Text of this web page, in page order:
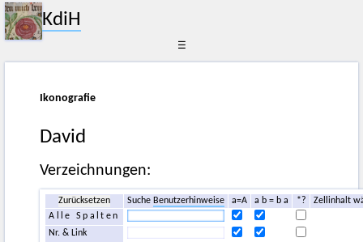
KdiH
☰
Ikonografie
David
Verzeichnungen:
Zurücksetzen SucheBenutzerhinweise a=A a b = b a *?
Zellinhalt
Alle Spalten
Nr. & Link